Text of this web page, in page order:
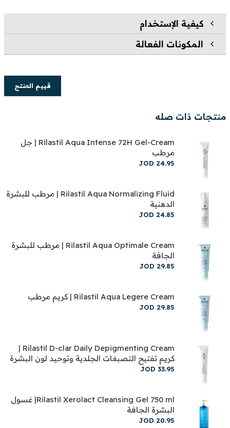
كيفية الإستخدام
المكونات الفعالة
قييم المنتج
منتجات ذات صله
Rilastil Aqua Intense 72H Gel-Cream | جل
مرطب
JOD 24.95
Rilastil Aqua Normalizing Fluid | مرطب للبشرة
الدهنية
JOD 24.85
Rilastil Aqua Optimale Cream | مرطب للبشرة
الجافة
JOD 29.85
Rilastil Aqua Legere Cream | كريم مرطب
JOD 29.85
Rilastil D-clar Daily Depigmenting Cream |
كريم تفتيح التصبغات الجلدية وتوحيد لون البشرة
JOD 33.95
Rilastil Xerolact Cleansing Gel 750 ml| غسول
البشرة الجافة
JOD 20.95